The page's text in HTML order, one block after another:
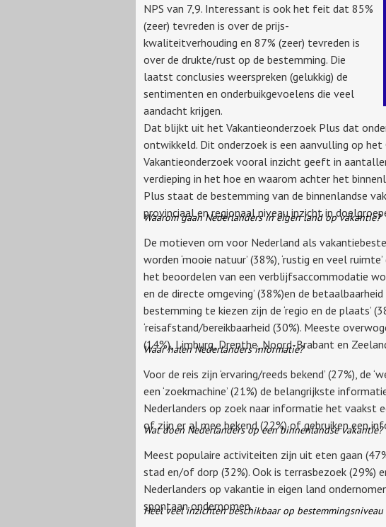
NPS van 7,9. Interessant is ook het feit dat 85%
(zeer) tevreden is over de prijs-
kwaliteitverhouding en 87% (zeer) tevreden is
over de drukte/rust op de bestemming. Die
laatst conclusies weerspreken (gelukkig) de
sentimenten en onderbuikgevoelens die veel
aandacht krijgen.
Dat blijkt uit het Vakantieonderzoek Plus dat
ontwikkeld. Dit onderzoek is een aanvulling op het
Vakantieonderzoek vooral inzicht geeft in
verdieping in het hoe en waarom achter het
Plus staat de bestemming van de binnenlandse
provinciaal en regionaal niveau inzicht in
Waarom gaan Nederlanders in eigen land op vakantie?
De motieven om voor Nederland als
worden ‘mooie natuur’ (38%), ‘rustig en veel
het beoordelen van een verblijfsaccommodatie
en de directe omgeving’ (38%)en de
bestemming te kiezen zijn de ‘regio en de plaats’
‘reisafstand/bereikbaarheid (30%). Meeste
(14%), Limburg, Drenthe, Noord-Brabant en
Waar halen Nederlanders informatie?
Voor de reis zijn ‘ervaring/reeds bekend’ (27%), de
een ‘zoekmachine’ (21%) de belangrijkste
Nederlanders op zoek naar informatie het vaakst
of zijn er al mee bekend (22%) of gebruiken een
Wat doen Nederlanders op een binnenlandse vakantie?
Meest populaire activiteiten zijn uit eten gaan
stad en/of dorp (32%). Ook is terrasbezoek (29%)
Nederlanders op vakantie in eigen land
spontaan ondernomen.
Heel veel inzichten beschikbaar op bestemmingsniveau